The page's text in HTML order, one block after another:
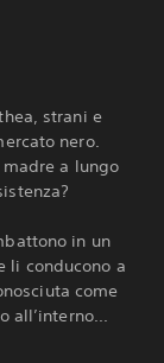
strani e
nero.
a lungo
in un
li conducono a
come
all’interno...